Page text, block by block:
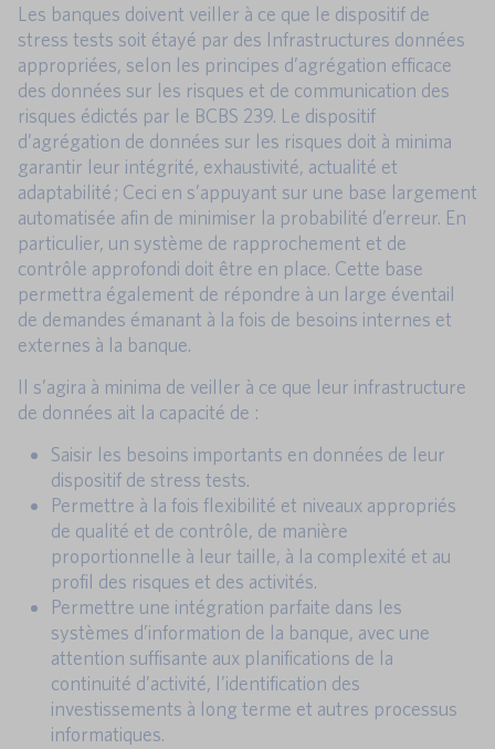
Les banques doivent veiller à ce que le dispositif de
stress tests soit étayé par des Infrastructures données
appropriées, selon les principes d’agrégation efficace
des données sur les risques et de communication des
risques édictés par le BCBS 239. Le dispositif
d’agrégation de données sur les risques doit à minima
garantir leur intégrité, exhaustivité, actualité et
adaptabilité ; Ceci en s’appuyant sur une base largement
automatisée afin de minimiser la probabilité d’erreur. En
particulier, un système de rapprochement et de
contrôle approfondi doit être en place. Cette base
permettra également de répondre à un large éventail
de demandes émanant à la fois de besoins internes et
externes à la banque.
Il s’agira à minima de veiller à ce que leur infrastructure
de données ait la capacité de :
Saisir les besoins importants en données de leur
dispositif de stress tests.
Permettre à la fois flexibilité et niveaux appropriés
de qualité et de contrôle, de manière
proportionnelle à leur taille, à la complexité et au
profil des risques et des activités.
Permettre une intégration parfaite dans les
systèmes d’information de la banque, avec une
attention suffisante aux planifications de la
continuité d’activité, l’identification des
investissements à long terme et autres processus
informatiques.